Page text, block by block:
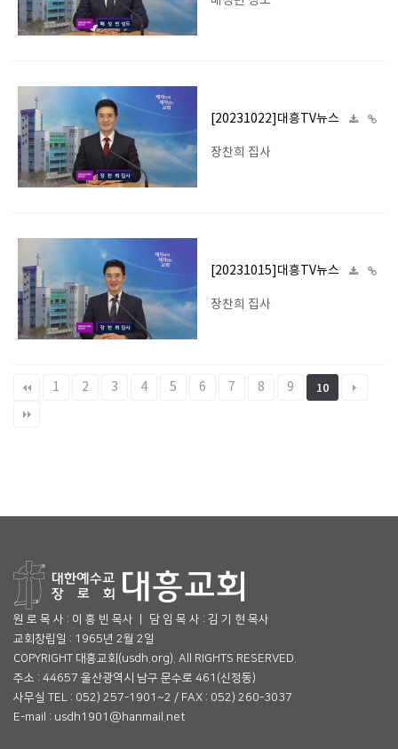
[20231022]대흥TV뉴스
장찬희 집사
[20231015]대흥TV뉴스
장찬희 집사
1 2 3 4 5 6 7 8 9 10
원 로 목 사 : 이 흥 빈 목사 ㅣ 담 임 목 사 : 김 기 현 목사
교회창립일 : 1965년 2월 2일
COPYRIGHT 대흥교회(usdh.org). All RIGHTS RESERVED.
주소 : 44657 울산광역시 남구 문수로 461(신정동)
사무실 TEL : 052) 257-1901~2 / FAX : 052) 260-3037
E-mail : usdh1901@hanmail.net